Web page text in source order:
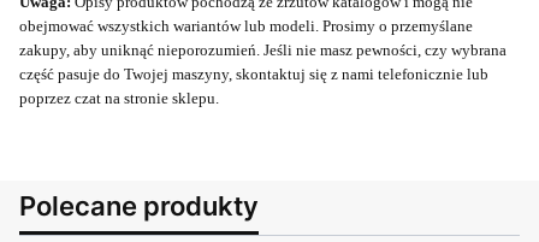
obejmować wszystkich wariantów lub modeli. Prosimy o przemyślane
zakupy, aby uniknąć nieporozumień. Jeśli nie masz pewności, czy wybrana
część pasuje do Twojej maszyny, skontaktuj się z nami telefonicznie lub
poprzez czat na stronie sklepu.
Polecane produkty